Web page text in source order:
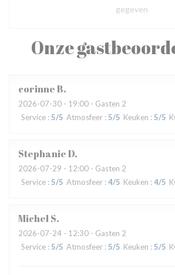
Onze
corinneB
2026-07-30 - 19:00 - Gasten 2
Service : 5/5 Atmosfeer : 5/5 Keuken : 5/5
StephanieD
2026-07-29 - 12:00 - Gasten 2
Service : 5/5 Atmosfeer : 4/5 Keuken : 4/5
MichelS
2026-07-24 - 12:30 - Gasten 2
Service : 5/5 Atmosfeer : 5/5 Keuken : 5/5
gegeven